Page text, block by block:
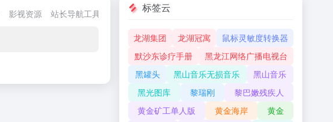
影视资源 站长导航工具 学习资源 支付网银
标签云
龙湖集团 龙湖冠寓
鼠标灵敏度转换器
默沙东诊疗手册
黑龙江网络广播电视台
黑罐头
黑山音乐无损音乐
黑山音乐
黑光图库
黎瑞刚
黎巴嫩残疾人
黄金矿工单人版
黄金海岸
黄金